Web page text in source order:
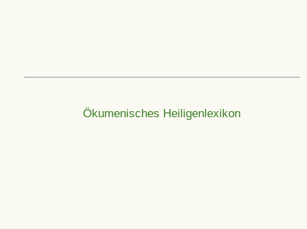
Ökumenisches Heiligenlexikon